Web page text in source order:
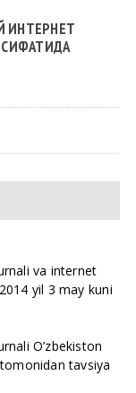
ИНТEРНEТ
СИФАТИДА
va internet
yil 3 may kuni
O’zbekiston
tavsiya